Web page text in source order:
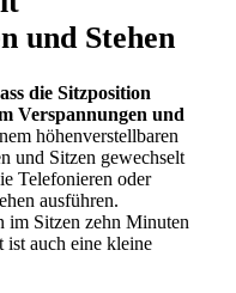
und Stehen
die Sitzposition
Verspannungen und
höhenverstellbaren
und Sitzen gewechselt
Telefonieren oder
ausführen.
Sitzen zehn Minuten
ist auch eine kleine